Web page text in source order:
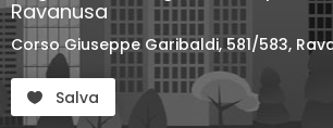
Ravanusa
Corso Giuseppe Garibaldi, 581/583,
Salva